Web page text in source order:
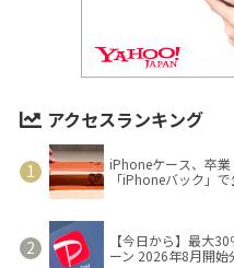
アクセスランキング
iPhoneケース、卒
「iPhoneバック」で
【今日から】最大
ーン 2026年8月開始